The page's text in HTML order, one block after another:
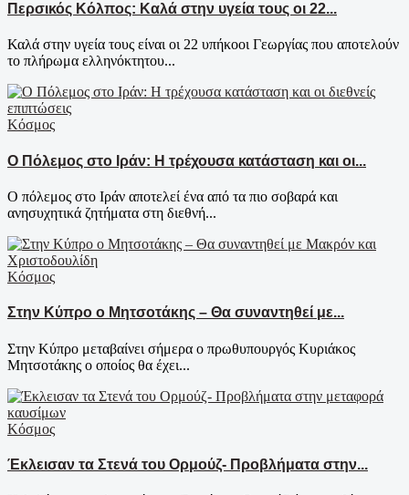
Περσικός Κόλπος: Καλά στην υγεία τους οι 22...
Καλά στην υγεία τους είναι οι 22 υπήκοοι Γεωργίας που αποτελούν
το πλήρωμα ελληνόκτητου...
Κόσμος
Ο Πόλεμος στο Ιράν: Η τρέχουσα κατάσταση και οι...
Ο πόλεμος στο Ιράν αποτελεί ένα από τα πιο σοβαρά και
ανησυχητικά ζητήματα στη διεθνή...
Κόσμος
Στην Κύπρο ο Μητσοτάκης – Θα συναντηθεί με...
Στην Κύπρο μεταβαίνει σήμερα ο πρωθυπουργός Κυριάκος
Μητσοτάκης ο οποίος θα έχει...
Κόσμος
Έκλεισαν τα Στενά του Ορμούζ- Προβλήματα στην...